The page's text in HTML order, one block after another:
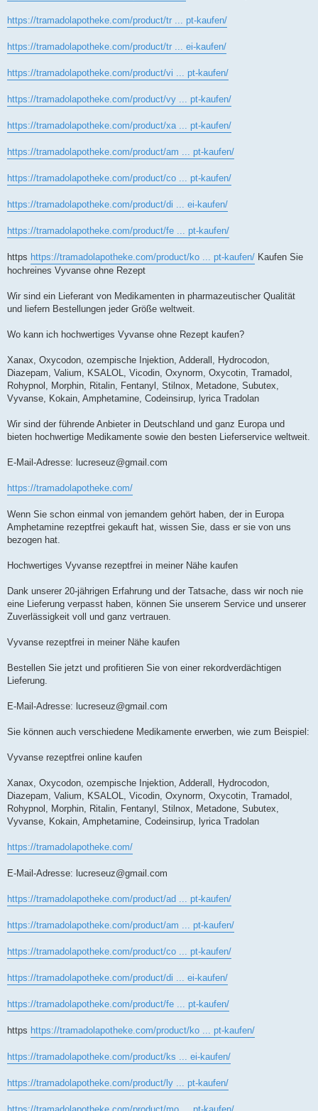
https://tramadolapotheke.com/product/tr ... pt-kaufen/
https://tramadolapotheke.com/product/tr ... ei-kaufen/
https://tramadolapotheke.com/product/vi ... pt-kaufen/
https://tramadolapotheke.com/product/vy ... pt-kaufen/
https://tramadolapotheke.com/product/xa ... pt-kaufen/
https://tramadolapotheke.com/product/am ... pt-kaufen/
https://tramadolapotheke.com/product/co ... pt-kaufen/
https://tramadolapotheke.com/product/di ... ei-kaufen/
https://tramadolapotheke.com/product/fe ... pt-kaufen/
https https://tramadolapotheke.com/product/ko ... pt-kaufen/ Kaufen Sie
hochreines Vyvanse ohne Rezept
Wir sind ein Lieferant von Medikamenten in pharmazeutischer Qualität
und liefern Bestellungen jeder Größe weltweit.
Wo kann ich hochwertiges Vyvanse ohne Rezept kaufen?
Xanax, Oxycodon, ozempische Injektion, Adderall, Hydrocodon,
Diazepam, Valium, KSALOL, Vicodin, Oxynorm, Oxycotin, Tramadol,
Rohypnol, Morphin, Ritalin, Fentanyl, Stilnox, Metadone, Subutex,
Vyvanse, Kokain, Amphetamine, Codeinsirup, lyrica Tradolan
Wir sind der führende Anbieter in Deutschland und ganz Europa und
bieten hochwertige Medikamente sowie den besten Lieferservice weltweit.
E-Mail-Adresse: lucreseuz@gmail.com
https://tramadolapotheke.com/
Wenn Sie schon einmal von jemandem gehört haben, der in Europa
Amphetamine rezeptfrei gekauft hat, wissen Sie, dass er sie von uns
bezogen hat.
Hochwertiges Vyvanse rezeptfrei in meiner Nähe kaufen
Dank unserer 20-jährigen Erfahrung und der Tatsache, dass wir noch nie
eine Lieferung verpasst haben, können Sie unserem Service und unserer
Zuverlässigkeit voll und ganz vertrauen.
Vyvanse rezeptfrei in meiner Nähe kaufen
Bestellen Sie jetzt und profitieren Sie von einer rekordverdächtigen
Lieferung.
E-Mail-Adresse: lucreseuz@gmail.com
Sie können auch verschiedene Medikamente erwerben, wie zum Beispiel:
Vyvanse rezeptfrei online kaufen
Xanax, Oxycodon, ozempische Injektion, Adderall, Hydrocodon,
Diazepam, Valium, KSALOL, Vicodin, Oxynorm, Oxycotin, Tramadol,
Rohypnol, Morphin, Ritalin, Fentanyl, Stilnox, Metadone, Subutex,
Vyvanse, Kokain, Amphetamine, Codeinsirup, lyrica Tradolan
https://tramadolapotheke.com/
E-Mail-Adresse: lucreseuz@gmail.com
https://tramadolapotheke.com/product/ad ... pt-kaufen/
https://tramadolapotheke.com/product/am ... pt-kaufen/
https://tramadolapotheke.com/product/co ... pt-kaufen/
https://tramadolapotheke.com/product/di ... ei-kaufen/
https://tramadolapotheke.com/product/fe ... pt-kaufen/
https https://tramadolapotheke.com/product/ko ... pt-kaufen/
https://tramadolapotheke.com/product/ks ... ei-kaufen/
https://tramadolapotheke.com/product/ly ... pt-kaufen/